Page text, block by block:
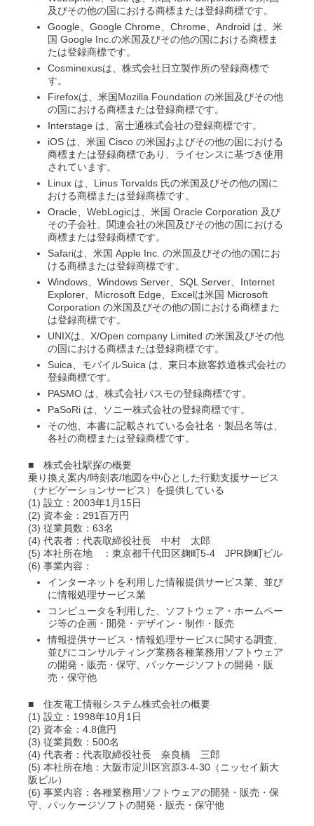
及びその他の国における商標または登録商標です。
Google、Google Chrome、Chrome、Android は、米
国 Google Inc.の米国及びその他の国における商標ま
たは登録商標です。
Cosminexusは、株式会社日立製作所の登録商標で
す。
Firefoxは、米国Mozilla Foundation の米国及びその他
の国における商標または登録商標です。
Interstage は、富士通株式会社の登録商標です。
iOS は、米国 Cisco の米国およびその他の国における
商標または登録商標であり、ライセンスに基づき使用
されています。
Linux は、Linus Torvalds 氏の米国及びその他の国に
おける商標または登録商標です。
Oracle、WebLogicは、米国 Oracle Corporation 及び
その子会社、関連会社の米国及びその他の国における
商標または登録商標です。
Safariは、米国 Apple Inc. の米国及びその他の国にお
ける商標または登録商標です。
Windows、Windows Server、SQL Server、Internet
Explorer、Microsoft Edge、Excelは米国 Microsoft
Corporation の米国及びその他の国における商標また
は登録商標です。
UNIXは、X/Open company Limited の米国及びその他
の国における商標または登録商標です。
Suica、モバイルSuica は、東日本旅客鉄道株式会社の
登録商標です。
PASMO は、株式会社パスモの登録商標です。
PaSoRi は、ソニー株式会社の登録商標です。
その他、本書に記載されている会社名・製品名等は、
各社の商標または登録商標です。
■ 株式会社駅探の概要
乗り換え案内/時刻表/地図を中心とした行動支援サービス
（ナビゲーションサービス）を提供している
(1) 設立：2003年1月15日
(2) 資本金：291百万円
(3) 従業員数：63名
(4) 代表者：代表取締役社長 中村 太郎
(5) 本社所在地 ：東京都千代田区麹町5-4 JPR麹町ビル
(6) 事業内容：
インターネットを利用した情報提供サービス業、並び
に情報処理サービス業
コンピュータを利用した、ソフトウェア・ホームペー
ジ等の企画・開発・デザイン・制作・販売
情報提供サービス・情報処理サービスに関する調査、
並びにコンサルティング業務各種業務用ソフトウェア
の開発・販売・保守、パッケージソフトの開発・販
売・保守他
■ 住友電工情報システム株式会社の概要
(1) 設立：1998年10月1日
(2) 資本金：4.8億円
(3) 従業員数：500名
(4) 代表者：代表取締役社長 奈良橋 三郎
(5) 本社所在地：大阪市淀川区宮原3-4-30（ニッセイ新大
阪ビル）
(6) 事業内容：各種業務用ソフトウェアの開発・販売・保
守、パッケージソフトの開発・販売・保守他